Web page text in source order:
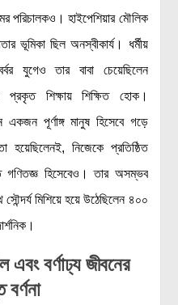
পরিচালকও। হাইপেশিয়ার মৌলিক
ভূমিকা ছিল অনস্বীকার্য। ধর্মীয়
যুগেও তার বাবা চেয়েছিলেন
প্রকৃত শিক্ষায় শিক্ষিত হোক।
একজন পূর্ণাঙ্গ মানুষ হিসেবে গড়ে
নিজেকে প্রতিষ্ঠিত
গণিতজ্ঞ হিসেবেও। তার অসম্ভব
সৌন্দর্য মিশিয়ে হয়ে উঠেছিলেন ৪০০
এবং বর্ণাঢ্য জীবনের
বর্ণনা